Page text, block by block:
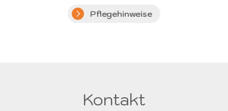
Pflegehinweise
Kontakt